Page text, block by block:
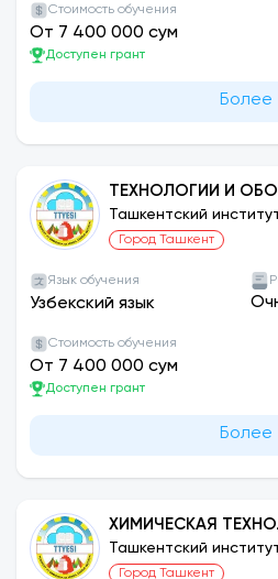
Стоимость обучения
От 7 400 000 сум
Доступен грант
Более
ТЕХНОЛОГИИ И
ДИЗАЙН И
ПРОМЫШЛЕННОСТИ
Ташкентский
промышленности
Город Ташкент
Язык обучения
Узбекский язык
Стоимость обучения
От 7 400 000 сум
Доступен грант
Более
ХИМИЧЕСКАЯ
ПРОМЫШЛЕННОСТЬ
Ташкентский
промышленности
Город Ташкент